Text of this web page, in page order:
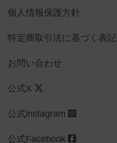
個人情報保護方針
特定商取引法に基づく表記
お問い合わせ
公式X
公式instagram
公式Facebook